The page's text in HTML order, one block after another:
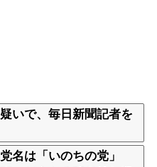
いで、毎日新聞記者を
名は「いのちの党」